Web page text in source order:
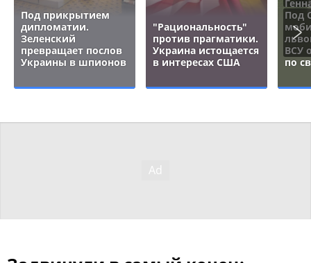
Под прикрытием
дипломатии.
Зеленский
превращает послов
Украины в шпионов
"Рациональность"
против прагматики.
Украина истощается
в интересах США
Под
ВСУ
по